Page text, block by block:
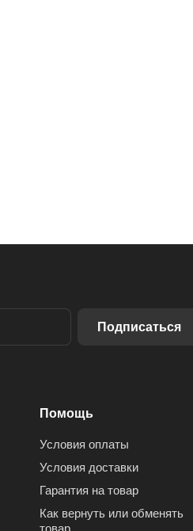
Подписаться
Помощь
Условия оплаты
Условия доставки
Гарантия на товар
Как вернуть или обменять